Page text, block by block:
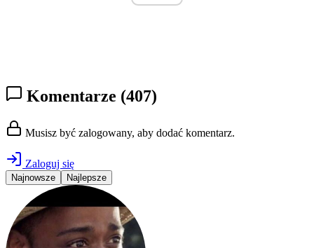
Komentarze (407)
Musisz być zalogowany, aby dodać komentarz.
Zaloguj się
Najnowsze Najlepsze